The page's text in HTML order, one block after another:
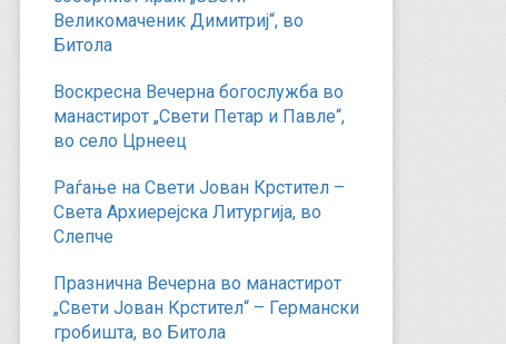
Великомаченик Димитриј“, во
Битола
Воскресна Вечерна богослужба во
манастирот „Свети Петар и Павле“,
во село Црнеец
Раѓање на Свети Јован Крстител –
Света Архиерејска Литургија, во
Слепче
Празнична Вечерна во манастирот
„Свети Јован Крстител“ – Германски
гробишта, во Битола